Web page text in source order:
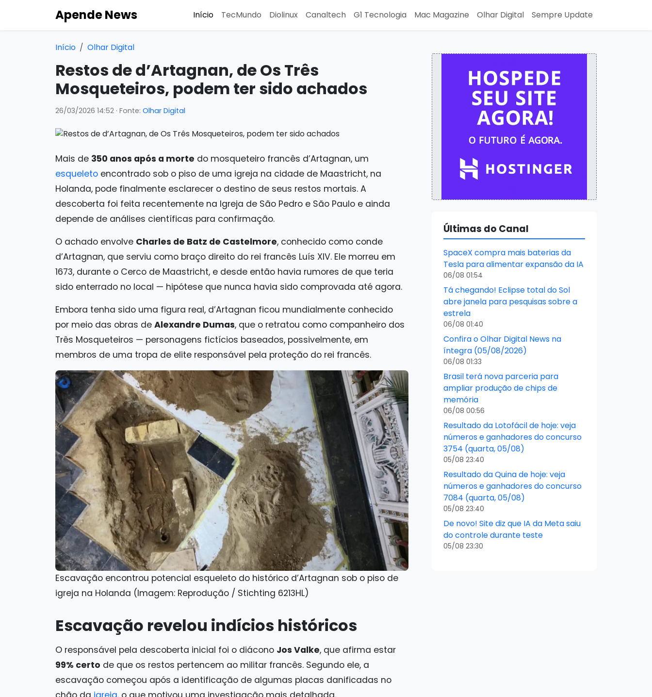
Apende News Início TecMundo Diolinux Canaltech G1 Tecnologia Mac Magazine Olhar Digital Sempre Update
Início Olhar Digital
Restos de d’Artagnan, de Os Três
Mosqueteiros, podem ter sido achados
26/03/2026 14:52 · Fonte: Olhar Digital
Mais de 350 anos após a morte do mosqueteiro francês d’Artagnan, um
esqueleto encontrado sob o piso de uma igreja na cidade de Maastricht, na
Holanda, pode finalmente esclarecer o destino de seus restos mortais. A
descoberta foi feita recentemente na Igreja de São Pedro e São Paulo e ainda
depende de análises científicas para confirmação.
O achado envolve Charles de Batz de Castelmore, conhecido como conde
d’Artagnan, que serviu como braço direito do rei francês Luís XIV. Ele morreu em
1673, durante o Cerco de Maastricht, e desde então havia rumores de que teria
sido enterrado no local — hipótese que nunca havia sido comprovada até agora.
Embora tenha sido uma figura real, d’Artagnan ficou mundialmente conhecido
por meio das obras de Alexandre Dumas, que o retratou como companheiro dos
Três Mosqueteiros — personagens fictícios baseados, possivelmente, em
membros de uma tropa de elite responsável pela proteção do rei francês.
Escavação encontrou potencial esqueleto do histórico d’Artagnan sob o piso de
igreja na Holanda (Imagem: Reprodução / Stichting 6213HL)
Escavação revelou indícios históricos
O responsável pela descoberta inicial foi o diácono Jos Valke, que afirma estar
99% certo de que os restos pertencem ao militar francês. Segundo ele, a
escavação começou após a identificação de algumas placas danificadas no
Últimas do Canal
SpaceX compra mais baterias da
Tesla para alimentar expansão da IA
06/08 01:54
Tá chegando! Eclipse total do Sol
abre janela para pesquisas sobre a
estrela
06/08 01:40
Confira o Olhar Digital News na
íntegra (05/08/2026)
06/08 01:33
Brasil terá nova parceria para
ampliar produção de chips de
memória
06/08 00:56
Resultado da Lotofácil de hoje: veja
números e ganhadores do concurso
3754 (quarta, 05/08)
05/08 23:40
Resultado da Quina de hoje: veja
números e ganhadores do concurso
7084 (quarta, 05/08)
05/08 23:40
De novo! Site diz que IA da Meta saiu
do controle durante teste
05/08 23:30